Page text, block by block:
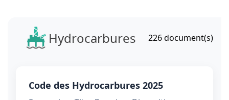
Hydrocarbures 226document(s)
Code des Hydrocarbures 2025